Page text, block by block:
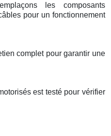
les composants
pour un fonctionnement
complet pour garantir une
est testé pour vérifier